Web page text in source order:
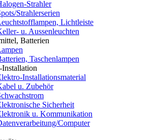
Strahler
Strahlerserien
Lichtleiste
u. Aussenleuchten
Batterien
Taschenlampen
Installationsmaterial
u. Zubehör
Sicherheit
u. Kommunikation
Computer